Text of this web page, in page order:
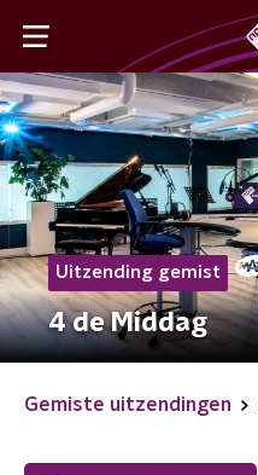
Uitzending gemist
4 de Middag
Gemiste uitzendingen